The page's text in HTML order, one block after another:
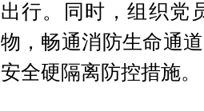
出行。同时，组织党
物，畅通消防生命通
安全硬隔离防控措施。